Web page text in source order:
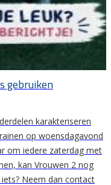
gebruiken
karakteriseren
op woensdagavond
om iedere zaterdag met
kan Vrouwen 2 nog
Neem dan contact